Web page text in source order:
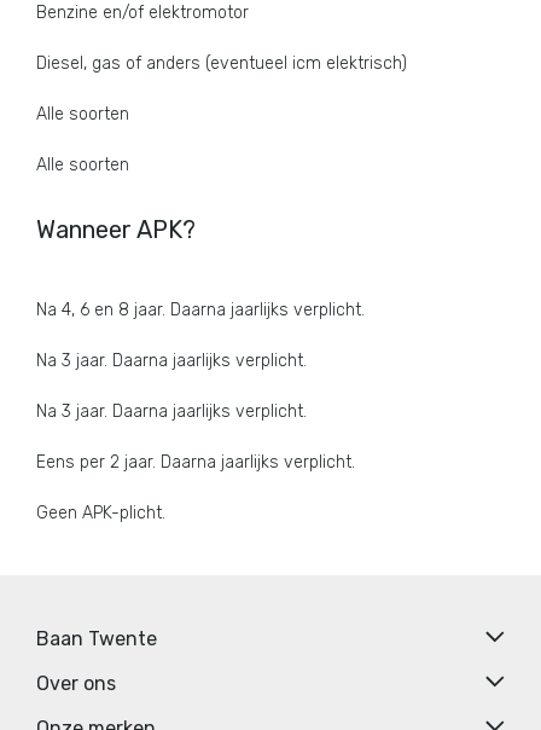
Benzine en/of elektromotor
Diesel, gas of anders (eventueel icm elektrisch)
Alle soorten
Alle soorten
Wanneer APK?
Na 4, 6 en 8 jaar. Daarna jaarlijks verplicht.
Na 3 jaar. Daarna jaarlijks verplicht.
Na 3 jaar. Daarna jaarlijks verplicht.
Eens per 2 jaar. Daarna jaarlijks verplicht.
Geen APK-plicht.
Baan Twente
Over ons